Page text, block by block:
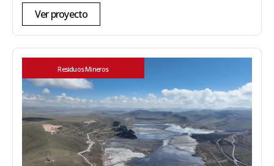
Ver proyecto
Residuos Mineros